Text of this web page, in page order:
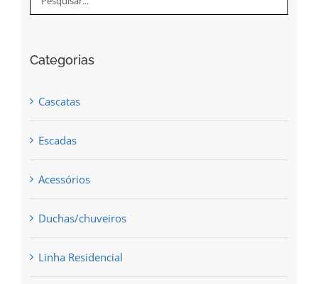
Categorias
Cascatas
Escadas
Acessórios
Duchas/chuveiros
Linha Residencial